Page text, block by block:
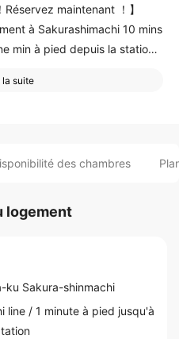
Réservez maintenant ！】
à Sakurashimachi 10 mins
min à pied depuis la station !
des chambres
logement
-ku Sakura-shinmachi
line / 1 minute à pied jusqu'à